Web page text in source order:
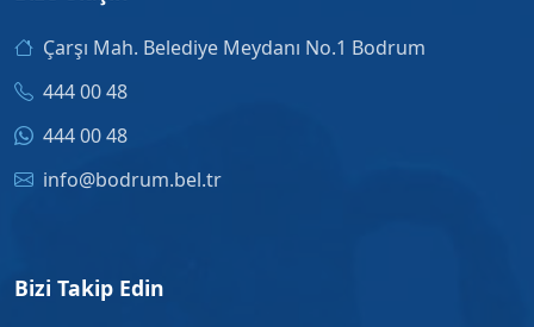
Çarşı Mah. Belediye Meydanı No.1 Bodrum
444 00 48
444 00 48
info@bodrum.bel.tr
Bizi Takip Edin